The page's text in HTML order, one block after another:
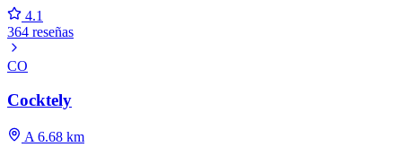
4.1
364 reseñas
CO
Cocktely
A 6.68 km